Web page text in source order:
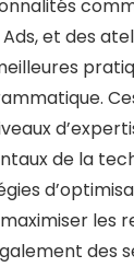
et des
de la
les
des